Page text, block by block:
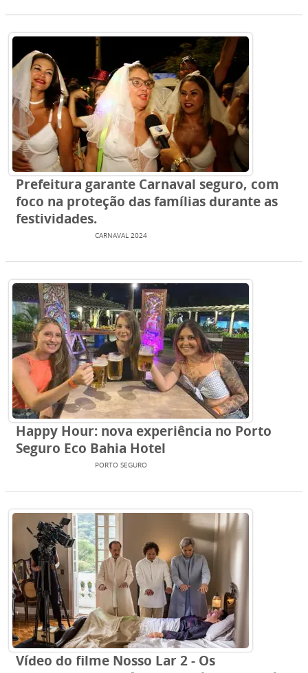
Prefeitura garante Carnaval seguro, com
foco na proteção das famílias durante as
festividades.
CARNAVAL 2024
Happy Hour: nova experiência no Porto
Seguro Eco Bahia Hotel
PORTO SEGURO
Vídeo do filme Nosso Lar 2 - Os